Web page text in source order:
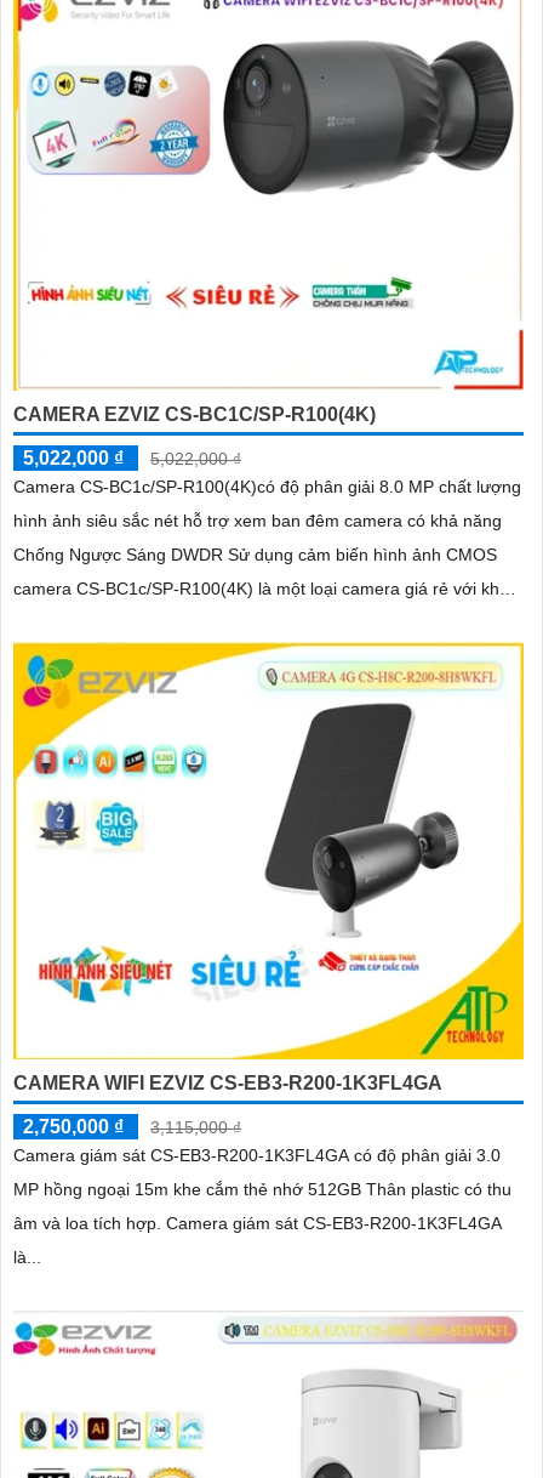
CAMERA EZVIZ CS-BC1C/SP-R100(4K)
5,022,000 ₫
5,022,000 ₫
Camera CS-BC1c/SP-R100(4K)có độ phân giải 8.0 MP chất lượng
hình ảnh siêu sắc nét hỗ trợ xem ban đêm camera có khả năng
Chống Ngược Sáng DWDR Sử dụng cảm biến hình ảnh CMOS
camera CS-BC1c/SP-R100(4K) là một loại camera giá rẻ với khả
CAMERA WIFI EZVIZ CS-EB3-R200-1K3FL4GA
2,750,000 ₫
3,115,000 ₫
Camera giám sát CS-EB3-R200-1K3FL4GA có độ phân giải 3.0
MP hồng ngoại 15m khe cắm thẻ nhớ 512GB Thân plastic có thu
âm và loa tích hợp. Camera giám sát CS-EB3-R200-1K3FL4GA
là...